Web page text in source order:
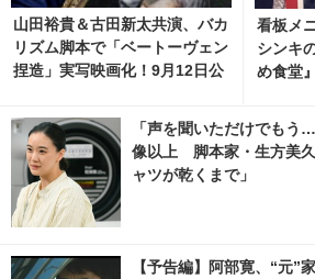
山田裕貴＆古田新太共演、バカ
リズム脚本で「ベートーヴェン
捏造」実写映画化！9月12日公
看板メ
シンキ
め食堂
「声を聞いただけでもう
像以上 脚本家・生方美
ャツが乾くまで」
【予告編】阿部寛、“元